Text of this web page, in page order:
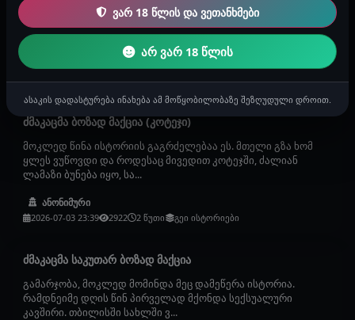
მოკლედ ერთ ერთი გაცნობის აპლიკაციაში ვეძებდი პატარა
პასს ზოგადად 18-20 წლისები ჯდებიან მარტო ჩემ
გემოვნებაში. საუკეთესო ...
g
2026-07-12 23:52 2137 1 წუთი გეი ისტორიები
ძმაკაცმა ბოზად მაქცია (კოტეჯი)
მოკლედ წინა ისტორიის გაგრძელებაა ეს. მთელი გზა ხომ
ყლეს ვუწოვდი და როდესაც მივედით კოტეჯში, ძალიან
ლამაზი ბუნება იყო, სა...
ანონიმური
2026-07-03 23:39 2922 2 წუთი გეი ისტორიები
ძმაკაცმა საკუთარ ბოზად მაქცია
გამარჯობა, მოკლედ მომინდა მეც დამეწერა ისტორია.
რამდნეიმე დღის წინ პირველად მქონდა სექსუალური
კავშირი. თბილისში სახლში ვ...
ვარ 18 წლის და ვეთანხმები
არ ვარ 18 წლის
ასაკის დადასტურება ინახება ამ მოწყობილობაზე შეზღუდული დროით.